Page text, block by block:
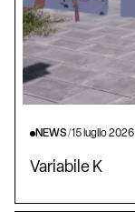
NEWS/15 luglio 2026
Variabile K